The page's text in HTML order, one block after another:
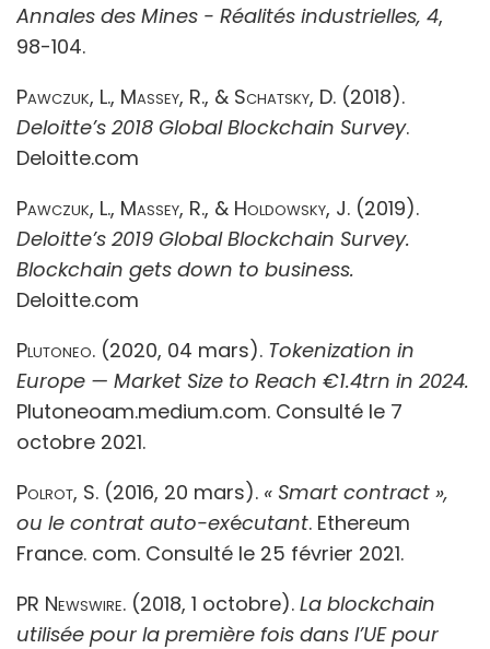
Annales des Mines - Réalités industrielles, 4,
98-104.
Pawczuk, L., Massey, R., & Schatsky, D. (2018).
Deloitte’s 2018 Global Blockchain Survey.
Deloitte.com
Pawczuk, L., Massey, R., & Holdowsky, J. (2019).
Deloitte’s 2019 Global Blockchain Survey.
Blockchain gets down to business.
Deloitte.com
Plutoneo. (2020, 04 mars). Tokenization in
Europe — Market Size to Reach €1.4trn in 2024.
Plutoneoam.medium.com. Consulté le 7
octobre 2021.
Polrot, S. (2016, 20 mars). « Smart contract »,
ou le contrat auto-exécutant. Ethereum
France. com. Consulté le 25 février 2021.
PR Newswire. (2018, 1 octobre). La blockchain
utilisée pour la première fois dans l’UE pour